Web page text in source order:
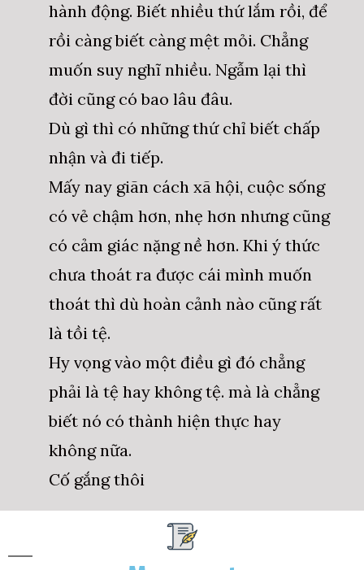
hành động. Biết nhiều thứ lắm rồi, để
rồi càng biết càng mệt mỏi. Chẳng
muốn suy nghĩ nhiều. Ngẫm lại thì
đời cũng có bao lâu đâu.
Dù gì thì có những thứ chỉ biết chấp
nhận và đi tiếp.
Mấy nay giãn cách xã hội, cuộc sống
có vẻ chậm hơn, nhẹ hơn nhưng cũng
có cảm giác nặng nề hơn. Khi ý thức
chưa thoát ra được cái mình muốn
thoát thì dù hoàn cảnh nào cũng rất
là tồi tệ.
Hy vọng vào một điều gì đó chẳng
phải là tệ hay không tệ. mà là chẳng
biết nó có thành hiện thực hay
không nữa.
Cố gắng thôi